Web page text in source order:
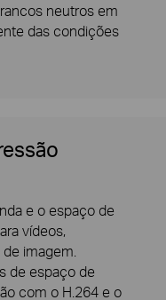
neutros em
das condições
e o espaço de
vídeos,
imagem.
de espaço de
com o H.264 e o